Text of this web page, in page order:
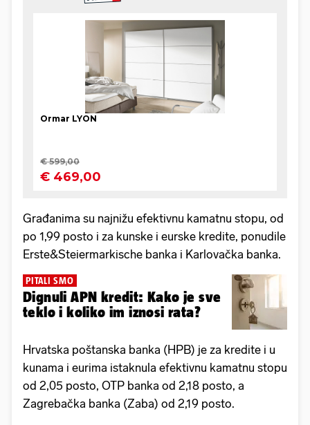
Građanima su najnižu efektivnu kamatnu stopu, od
po 1,99 posto i za kunske i eurske kredite, ponudile
Erste&Steiermarkische banka i Karlovačka banka.
PITALI SMO
Dignuli APN kredit: Kako je sve
teklo i koliko im iznosi rata?
Hrvatska poštanska banka (HPB) je za kredite i u
kunama i eurima istaknula efektivnu kamatnu stopu
od 2,05 posto, OTP banka od 2,18 posto, a
Zagrebačka banka (Zaba) od 2,19 posto.